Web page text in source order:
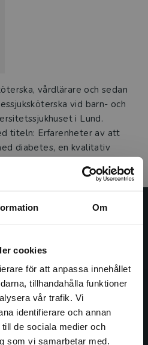
Om
cookies
för att anpassa innehållet
tillhandahålla funktioner
vår trafik. Vi
identifierare och annan
de sociala medier och
som vi samarbetar med.
vårdlärare och sedan
vid barn- och
i Lund.
titeln: Erfarenheter av att
diabetes, en kvalitativ
1963 och är idag Sveriges
digitala
finns Studentlitteratur med